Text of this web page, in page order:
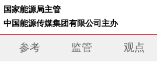
国家能源局主管
中国能源传媒集团有限公司主办
参考 监管 观点